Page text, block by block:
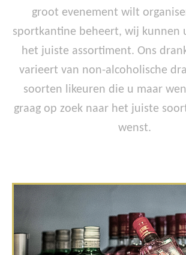
groot evenement wilt
sportkantine beheert, wij kunnen
het juiste assortiment. Ons
varieert van non-alcoholische
soorten likeuren die u maar
graag op zoek naar het juiste
wenst.